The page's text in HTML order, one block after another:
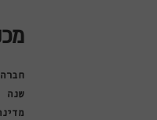
חברה
שנה